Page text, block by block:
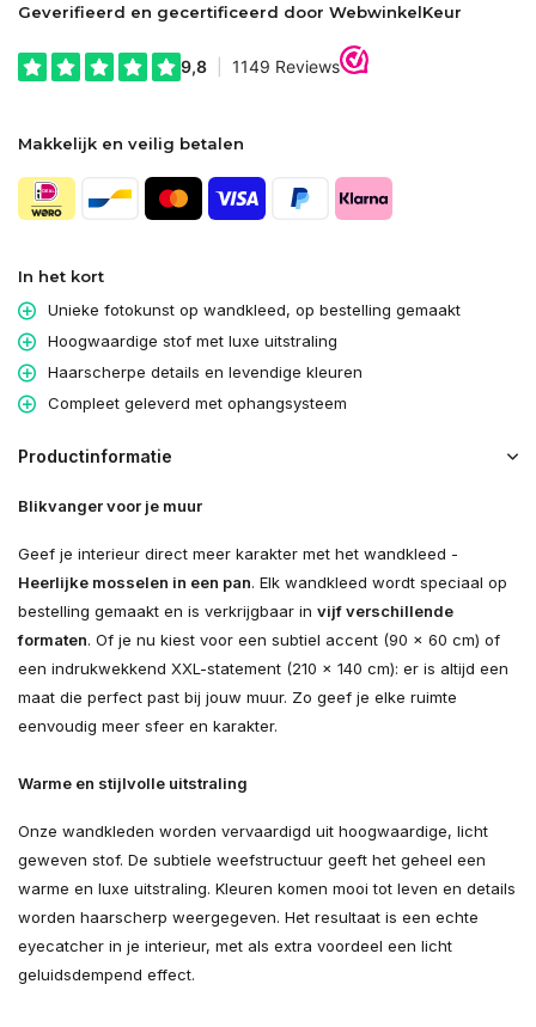
Geverifieerd en gecertificeerd door WebwinkelKeur
Makkelijk en veilig betalen
In het kort
Unieke fotokunst op wandkleed, op bestelling gemaakt
Hoogwaardige stof met luxe uitstraling
Haarscherpe details en levendige kleuren
Compleet geleverd met ophangsysteem
Productinformatie
Blikvanger voor je muur
Geef je interieur direct meer karakter met het wandkleed -
Heerlijke mosselen in een pan. Elk wandkleed wordt speciaal op
bestelling gemaakt en is verkrijgbaar in vijf verschillende
formaten. Of je nu kiest voor een subtiel accent (90 × 60 cm) of
een indrukwekkend XXL-statement (210 × 140 cm): er is altijd een
maat die perfect past bij jouw muur. Zo geef je elke ruimte
eenvoudig meer sfeer en karakter.
Warme en stijlvolle uitstraling
Onze wandkleden worden vervaardigd uit hoogwaardige, licht
geweven stof. De subtiele weefstructuur geeft het geheel een
warme en luxe uitstraling. Kleuren komen mooi tot leven en details
worden haarscherp weergegeven. Het resultaat is een echte
eyecatcher in je interieur, met als extra voordeel een licht
geluidsdempend effect.